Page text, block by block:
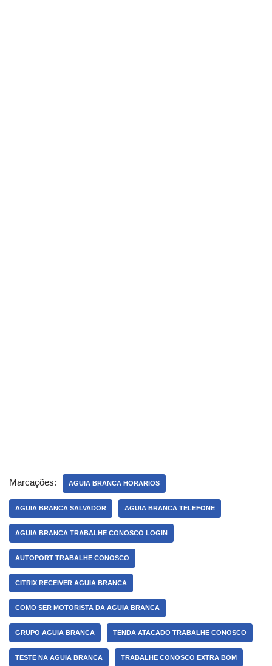
Marcações: AGUIA BRANCA HORARIOS
AGUIA BRANCA SALVADOR AGUIA BRANCA TELEFONE
AGUIA BRANCA TRABALHE CONOSCO LOGIN
AUTOPORT TRABALHE CONOSCO
CITRIX RECEIVER AGUIA BRANCA
COMO SER MOTORISTA DA AGUIA BRANCA
GRUPO AGUIA BRANCA TENDA ATACADO TRABALHE CONOSCO
TESTE NA AGUIA BRANCA TRABALHE CONOSCO EXTRA BOM